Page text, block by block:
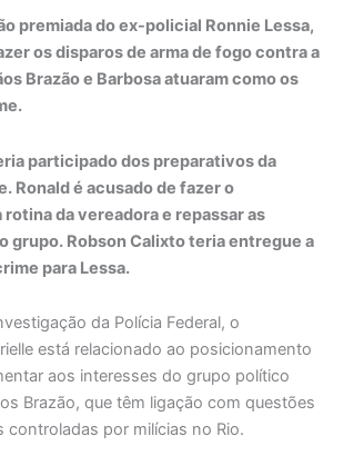
premiada do ex-policial Ronnie Lessa,
os disparos de arma de fogo contra a
Brazão e Barbosa atuaram como os
participado dos preparativos da
Ronald é acusado de fazer o
da vereadora e repassar as
grupo. Robson Calixto teria entregue a
para Lessa.
da Polícia Federal, o
está relacionado ao posicionamento
aos interesses do grupo político
Brazão, que têm ligação com questões
controladas por milícias no Rio.